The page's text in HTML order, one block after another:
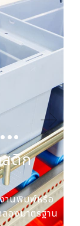
ติก
านพิมพ์หรือ
องมาตรฐาน